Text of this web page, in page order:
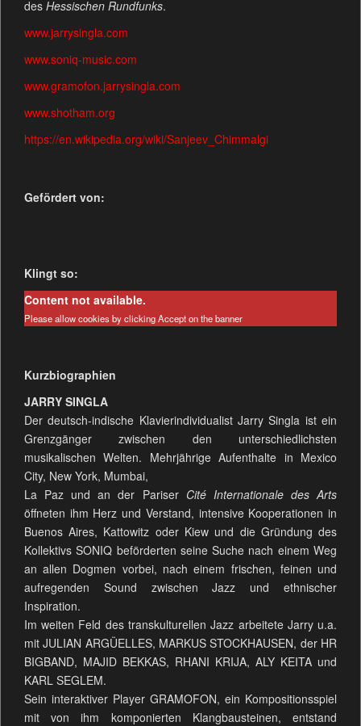
des Hessischen Rundfunks.
www.jarrysingla.com
www.soniq-music.com
www.gramofon.jarrysingla.com
www.shotham.org
https://en.wikipedia.org/wiki/Sanjeev_Chimmalgi
Gefördert von:
Klingt so:
Content not available.
Please allow cookies by clicking Accept on the banner
Kurzbiographien
JARRY SINGLA
Der deutsch-indische Klavierindividualist Jarry Singla ist ein
Grenzgänger zwischen den unterschiedlichsten
musikalischen Welten. Mehrjährige Aufenthalte in Mexico
City, New York, Mumbai,
La Paz und an der Pariser Cité Internationale des Arts
öffneten ihm Herz und Verstand, intensive Kooperationen in
Buenos Aires, Kattowitz oder Kiew und die Gründung des
Kollektivs SONIQ beförderten seine Suche nach einem Weg
an allen Dogmen vorbei, nach einem frischen, feinen und
aufregenden Sound zwischen Jazz und ethnischer
Inspiration.
Im weiten Feld des transkulturellen Jazz arbeitete Jarry u.a.
mit JULIAN ARGÜELLES, MARKUS STOCKHAUSEN, der HR
BIGBAND, MAJID BEKKAS, RHANI KRIJA, ALY KEITA und
KARL SEGLEM.
Sein interaktiver Player GRAMOFON, ein Kompositionsspiel
mit von ihm komponierten Klangbausteinen, entstand